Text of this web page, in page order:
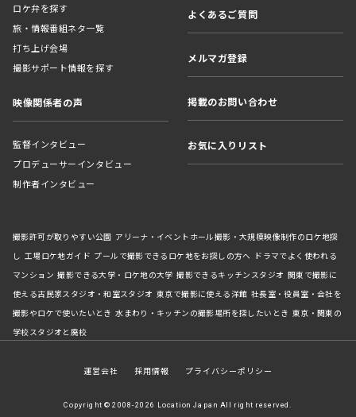
ロケ弁を探す
旅・情報番組ネタ一覧
打ち上げ会場
撮影サポート情報を探す
映像関係者の声
監督インタビュー
プロデューサーインタビュー
制作者インタビュー
よくあるご質問
メルマガ登録
掲載のお問い合わせ
お気に入りリスト
撮影許可が取りやすい公園 アリーナ・イベントホール撮影・大規模映像制作のロケ地探
し 工場ロケ地ガイド プールで撮影できるロケ地をお探しの方へ ドラマでよく使われる
マンション 撮影できる大学・ロケ地の大学 撮影できるキッチンスタジオ 関東で撮影に
使える古民家スタジオ・和室スタジオ 東京で撮影に使える洋館 社長室・役員室・会社を
撮影やロケで使いたいとき 水まわり・キッチンの撮影場所を探したいとき 東京・関東の
学校スタジオと廃校
運営会社 採用情報 プライバシーポリシー
Copyright © 2008-2026 Location Japan All right reserved.